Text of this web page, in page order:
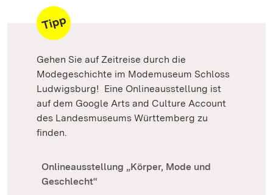
Gehen Sie auf Zeitreise durch die
Modegeschichte im Modemuseum Schloss
Ludwigsburg! Eine Onlineausstellung ist
auf dem Google Arts and Culture Account
des Landesmuseums Württemberg zu
finden.
Onlineausstellung „Körper, Mode und
Geschlecht“